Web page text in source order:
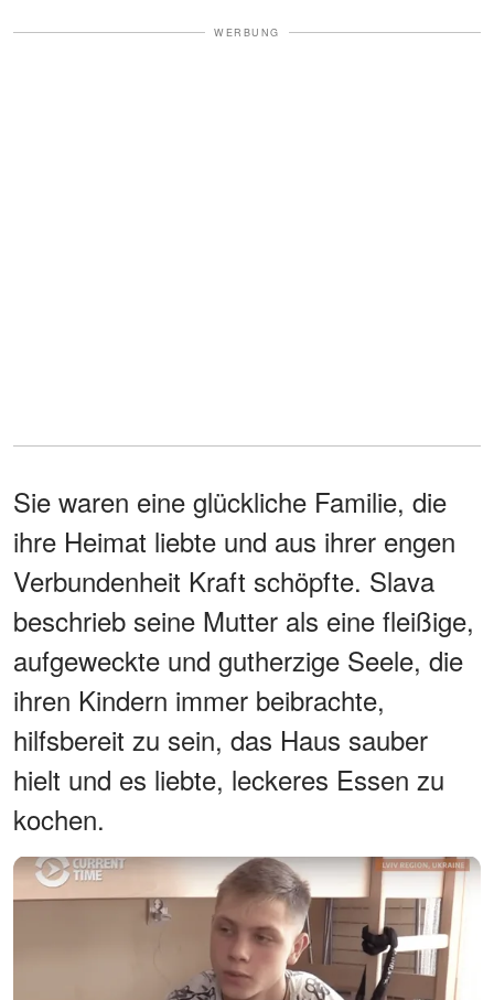
WERBUNG
Sie waren eine glückliche Familie, die
ihre Heimat liebte und aus ihrer engen
Verbundenheit Kraft schöpfte. Slava
beschrieb seine Mutter als eine fleißige,
aufgeweckte und gutherzige Seele, die
ihren Kindern immer beibrachte,
hilfsbereit zu sein, das Haus sauber
hielt und es liebte, leckeres Essen zu
kochen.